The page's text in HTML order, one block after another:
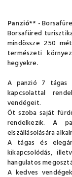
Panzió** -
Borsafüred
mindössze 250
természeti
hegyekre.
A panzió 7 tágas
kapcsolattal
vendégeit.
Öt szoba saját
rendelkezik. A
elszállásolására
A tágas és
kikapcsolódás,
hangulatos
A kedves